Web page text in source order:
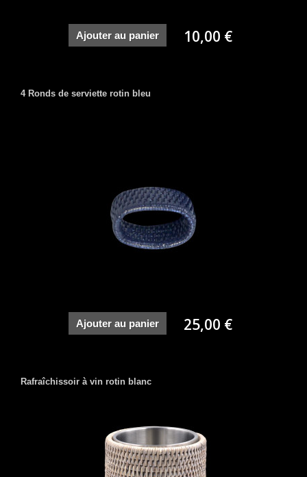
Ajouter au panier 10,00 €
4 Ronds de serviette rotin bleu
Ajouter au panier 25,00 €
Rafraîchissoir à vin rotin blanc